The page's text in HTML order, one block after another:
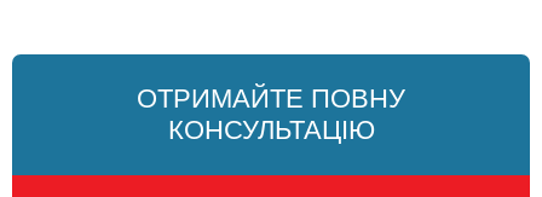
ОТРИМАЙТЕ ПОВНУ
КОНСУЛЬТАЦІЮ